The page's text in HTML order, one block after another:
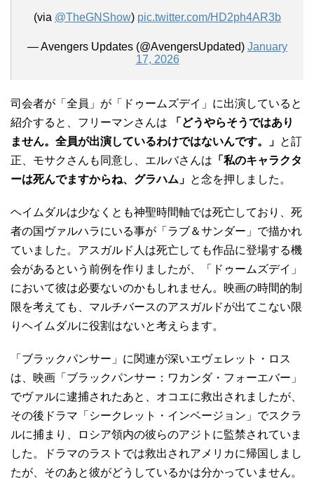
(via @TheGNShow) pic.twitter.com/HD2ph4AR3b
— Avengers Updates (@AvengersUpdated) January
17, 2026
司会者が「全員」が「ドゥームズデイ」に出演していると
紹介すると、フリーマンさんは 「どうやらそうではあり
ません。全員が出演しているわけではないんです。」
と訂
正、モサクさんも同意し、エルバさんは 「私のキャラクタ
ーは死んでますからね、グラハム」
と念を押しました。
ヘイムダルは少なくとも神聖時間軸では死亡しており、死
者の国ヴァルハラにいる事が「ラブ＆サンダー」で描かれ
ていました。アスガルド人は死亡しても作品に登場する機
会があるという前例を作りましたが、「ドゥームズデイ」
において彼は必要ないのかもしれません。映画の時間的制
限を考えても、マルチバースのアスガルドが出てこない限
りヘイムダルに役割はないと考えらます。
「ブラックパンサー」に関連が深いエヴェレット・ロス
は、映画「ブラックパンサー：ワカンダ・フォーエバー」
でヴァルに逮捕されたあと、オコエに救出されましたが、
その後ドラマ「シークレット・インベージョン」でスクラ
ルに捕まり、ロシア領内の彼らのアジトに監禁されていま
した。ドラマのラストでは救出されアメリカに帰国しまし
たが、そのあと彼がどうしているかは分かっていません。